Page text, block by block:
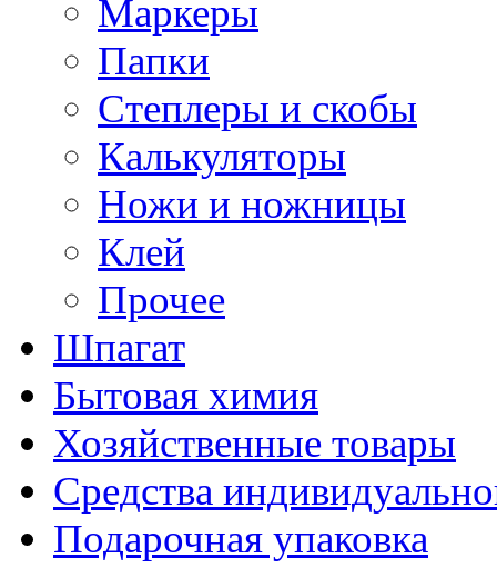
Маркеры
Папки
Степлеры и скобы
Калькуляторы
Ножи и ножницы
Клей
Прочее
Шпагат
Бытовая химия
Хозяйственные товары
Средства
Подарочная упаковка